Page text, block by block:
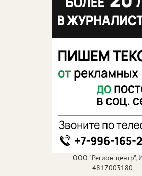
ООО "Регион центр",
4817003180